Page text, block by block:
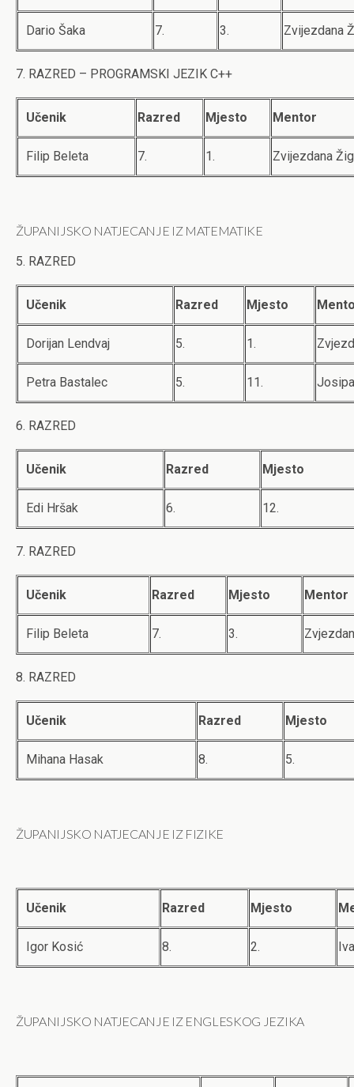
Dario Šaka 7. 3. Zvijezdana
7. RAZRED – PROGRAMSKI JEZIK C++
Učenik Razred Mjesto Mentor
Filip Beleta 7. 1. Zvijezdana
ŽUPANIJSKO NATJECANJE IZ MATEMATIKE
5. RAZRED
Učenik Razred Mjesto
Dorijan Lendvaj 5. 1.
Petra Bastalec 5. 11.
6. RAZRED
Učenik Razred Mjesto
Edi Hršak 6. 12.
7. RAZRED
Učenik Razred Mjesto Mentor
Filip Beleta 7. 3.
8. RAZRED
Učenik Razred Mjesto
Mihana Hasak 8. 5.
ŽUPANIJSKO NATJECANJE IZ FIZIKE
Učenik Razred Mjesto
Igor Kosić 8. 2.
ŽUPANIJSKO NATJECANJE IZ ENGLESKOG JEZIKA